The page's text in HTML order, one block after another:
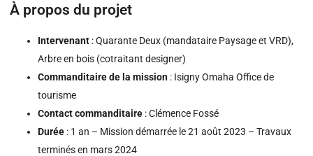
À propos du projet
Intervenant : Quarante Deux (mandataire Paysage et VRD),
Arbre en bois (cotraitant designer)
Commanditaire de la mission : Isigny Omaha Office de
tourisme
Contact commanditaire : Clémence Fossé
Durée : 1 an – Mission démarrée le 21 août 2023 – Travaux
terminés en mars 2024